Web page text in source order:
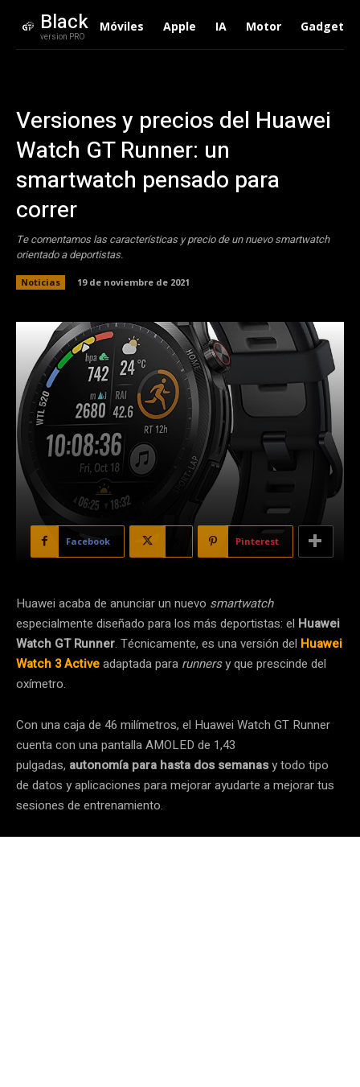
Black
version PRO
Móviles Apple IA Motor Gadgets
Versiones y precios del Huawei
Watch GT Runner: un
smartwatch pensado para
correr
Te comentamos las características y precio de un nuevo smartwatch
orientado a deportistas.
Noticias 19 de noviembre de 2021
Facebook Pinterest
Huawei acaba de anunciar un nuevo smartwatch
especialmente diseñado para los más deportistas: el Huawei
Watch GT Runner. Técnicamente, es una versión del Huawei
Watch 3Activeadaptada para runnersy que prescinde del
oxímetro.
Con una caja de 46 milímetros, el Huawei Watch GT Runner
cuenta con una pantalla AMOLED de 1,43
pulgadas, autonomía para hasta dos semanasy todo tipo
de datos y aplicaciones para mejorar ayudarte a mejorar tus
sesiones de entrenamiento.